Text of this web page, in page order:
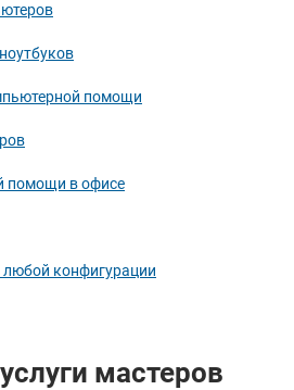
помощи
помощи в офисе
конфигурации
мастеров